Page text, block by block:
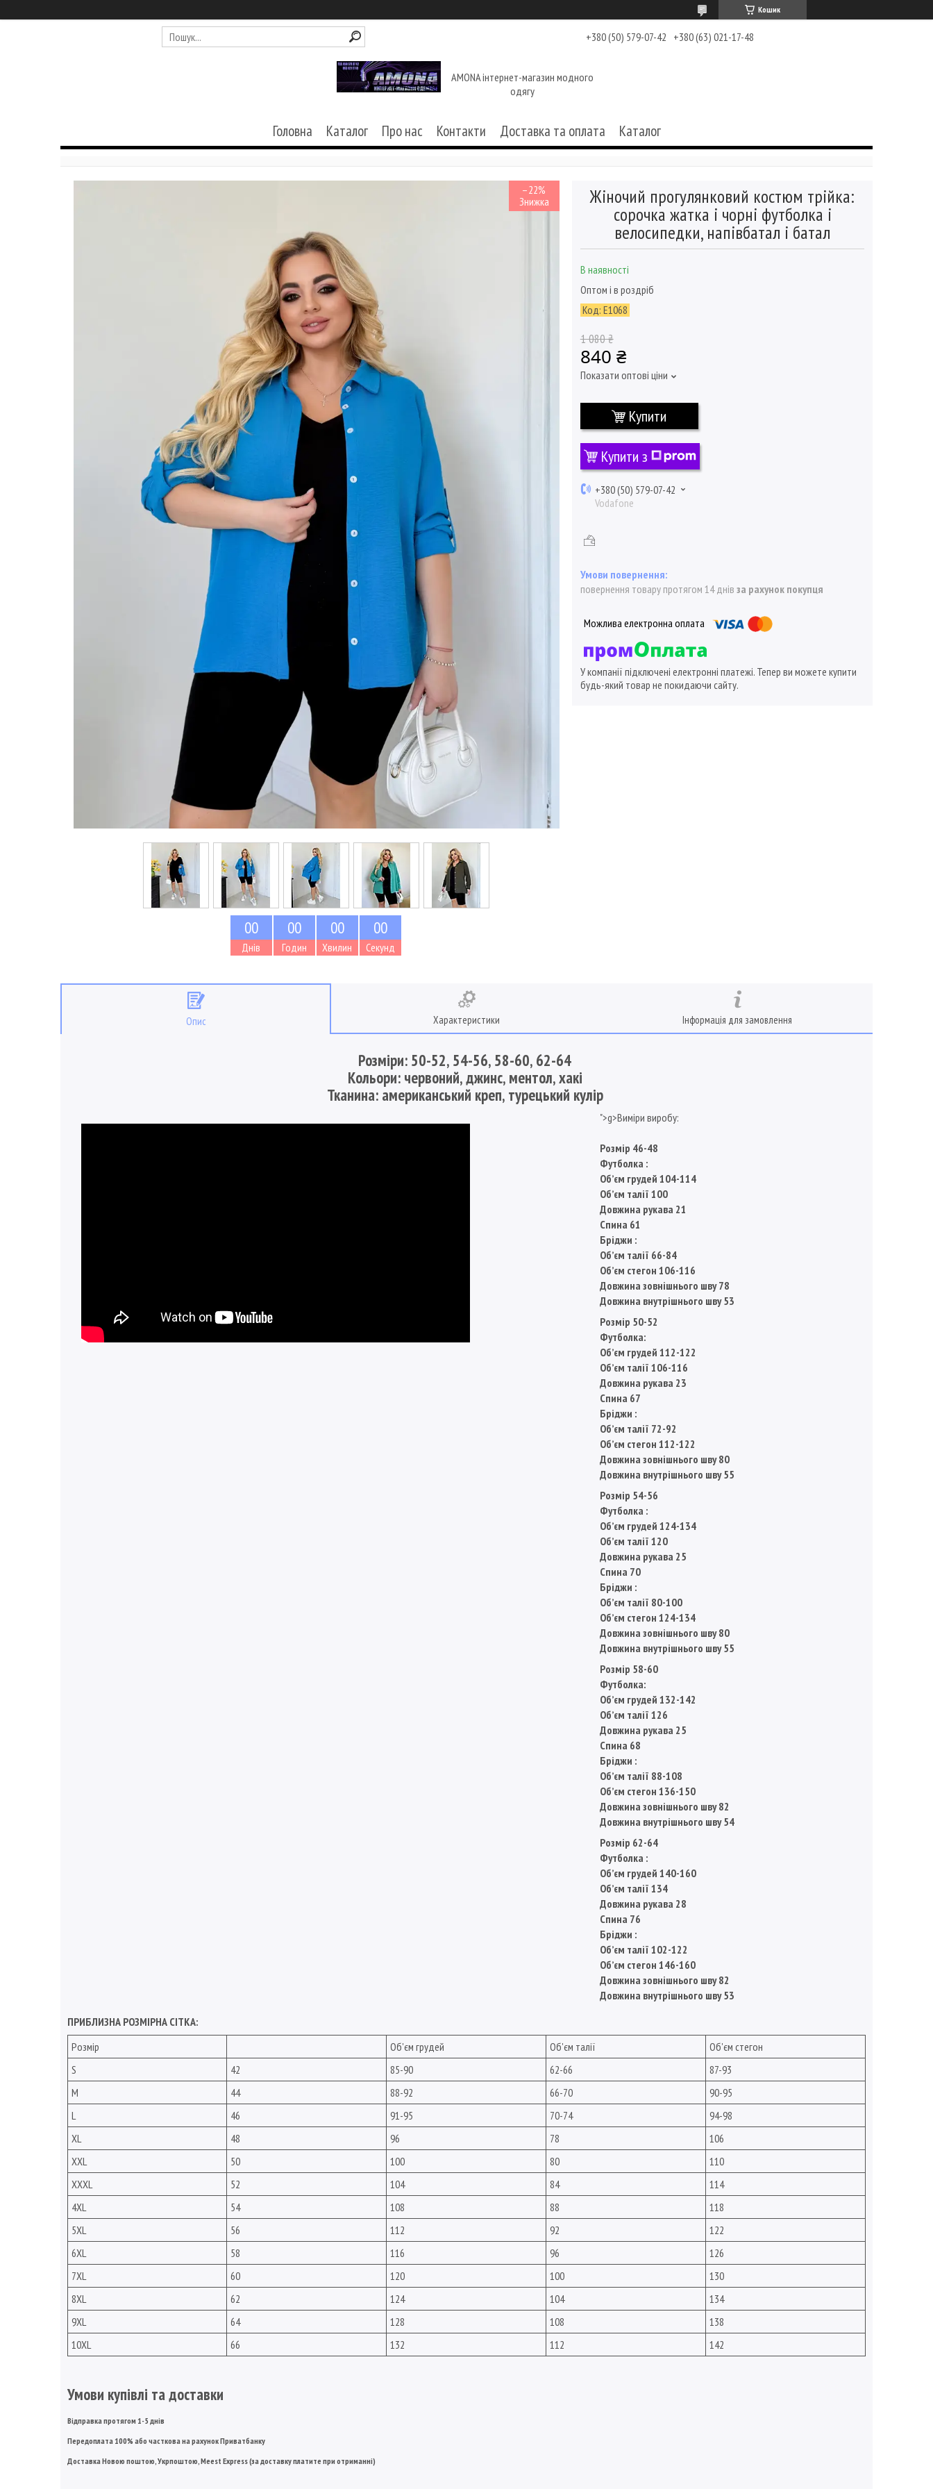
Кошик
+380 (50) 579-07-42 +380 (63) 021-17-48
AMONA інтернет-магазин модного
одягу
Головна Каталог Про нас Контакти Доставка та оплата Каталог
–22%
00
Днів
00
Годин
00
Хвилин
00
Секунд
Жіночий прогулянковий костюм трійка:
сорочка жатка і чорні футболка і
велосипедки, напівбатал і батал
В наявності
Оптом і в роздріб
Код: Е1068
1 080 ₴
840 ₴
Показати оптові ціни
Купити
Купити з
+380 (50) 579-07-42
Vodafone
повернення товару протягом 14 днів за рахунок покупця
У компанії підключені електронні платежі. Тепер ви можете купити
будь-який товар не покидаючи сайту.
Опис Характеристики Інформація для замовлення
Розміри: 50-52, 54-56, 58-60, 62-64
Кольори: червоний, джинс, ментол, хакі
Тканина: американський креп, турецький кулір
">g>Виміри виробу:
Розмір 46-48
Футболка :
Обʼєм грудей 104-114
Обʼєм талії 100
Довжина рукава 21
Спина 61
Бріджи :
Обʼєм талії 66-84
Обʼєм стегон 106-116
Довжина зовнішнього шву 78
Довжина внутрішнього шву 53
Розмір 50-52
Футболка:
Обʼєм грудей 112-122
Обʼєм талії 106-116
Довжина рукава 23
Спина 67
Бріджи :
Обʼєм талії 72-92
Обʼєм стегон 112-122
Довжина зовнішнього шву 80
Довжина внутрішнього шву 55
Розмір 54-56
Футболка :
Обʼєм грудей 124-134
Обʼєм талії 120
Довжина рукава 25
Спина 70
Бріджи :
Обʼєм талії 80-100
Обʼєм стегон 124-134
Довжина зовнішнього шву 80
Довжина внутрішнього шву 55
Розмір 58-60
Футболка:
Обʼєм грудей 132-142
Обʼєм талії 126
Довжина рукава 25
Спина 68
Бріджи :
Обʼєм талії 88-108
Обʼєм стегон 136-150
Довжина зовнішнього шву 82
Довжина внутрішнього шву 54
Розмір 62-64
Футболка :
Обʼєм грудей 140-160
Обʼєм талії 134
Довжина рукава 28
Спина 76
Бріджи :
Обʼєм талії 102-122
Обʼєм стегон 146-160
Довжина зовнішнього шву 82
Довжина внутрішнього шву 53
ПРИБЛИЗНА РОЗМІРНА СІТКА:
Розмір
Об'єм грудей Об'єм талії
Об'єм стегон
S
42 85-90 62-66
87-93
M
44 88-92 66-70
90-95
L
46 91-95 70-74
94-98
XL
48 96 78
106
XXL
50 100 80
110
XXXL
52 104 84
114
4XL
54 108 88
118
5XL
56 112 92
122
6XL
58 116 96
126
7XL
60 120 100
130
8XL
62 124 104
134
9XL
64 128 108
138
10XL
66 132 112 142
Умови купівлі та доставки
Відправка протягом 1-5 днів
Передоплата 100% або часткова на рахунок Приватбанку
Доставка Новою поштою, Укрпоштою,Meest Express(за доставку платите при отриманні)